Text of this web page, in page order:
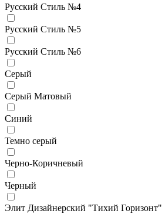
Русский Стиль №4
Русский Стиль №5
Русский Стиль №6
Серый
Серый Матовый
Синий
Темно серый
Черно-Коричневый
Черный
Элит Дизайнерский "Тихий Горизонт"